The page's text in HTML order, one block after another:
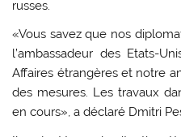
russes.
«Vous savez que nos
l’ambassadeur des Etats-
Affaires étrangères et notre
des mesures. Les travaux
en cours», a déclaré Dmitri